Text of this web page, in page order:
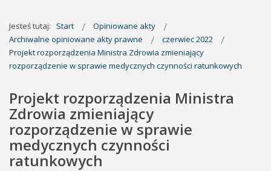
Jesteś tutaj: Start
Opiniowane akty
Archiwalne opiniowane akty prawne
czerwiec 2022
Projekt rozporządzenia Ministra Zdrowia zmieniający
rozporządzenie w sprawie medycznych czynności ratunkowych
Projekt rozporządzenia Ministra
Zdrowia zmieniający
rozporządzenie w sprawie
medycznych czynności
ratunkowych